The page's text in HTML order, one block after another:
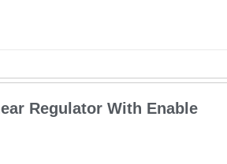
Regulator With Enable